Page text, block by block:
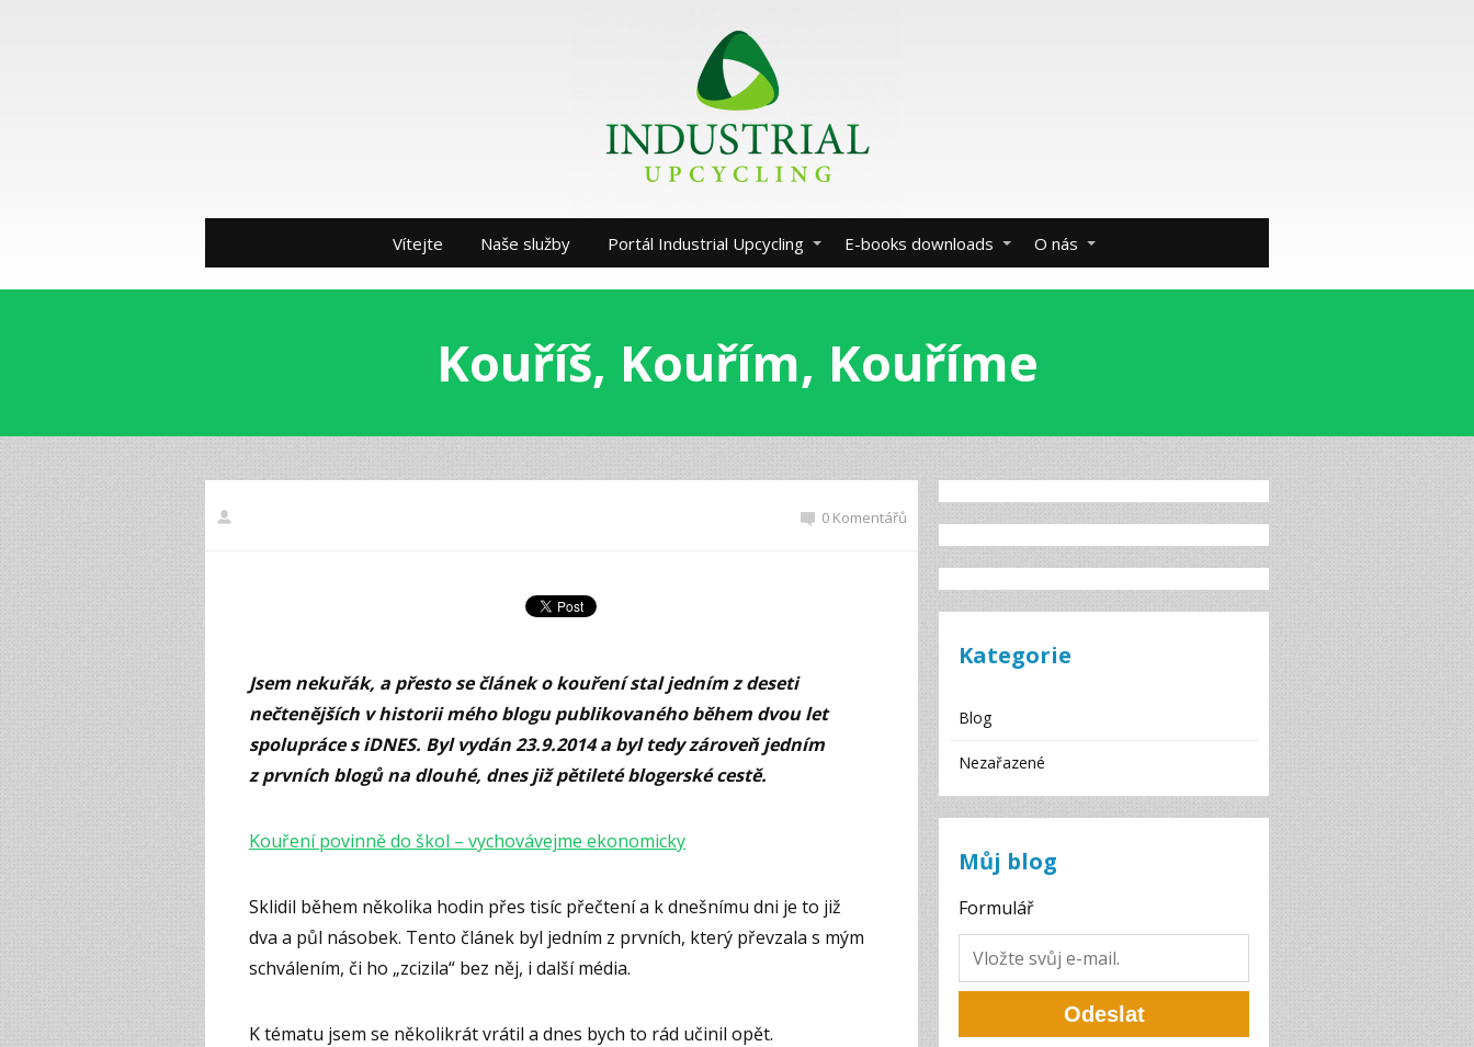
Vítejte Naše služby Portál Industrial Upcycling E-books downloads O nás
Kouříš, Kouřím, Kouříme
0 Komentářů
Jsem nekuřák, a přesto se článek o kouření stal jedním z deseti
nečtenějších v historii mého blogu publikovaného během dvou let
spolupráce s iDNES. Byl vydán 23.9.2014 a byl tedy zároveň jedním
z prvních blogů na dlouhé, dnes již pětileté blogerské cestě.
Kouření povinně do škol – vychovávejme ekonomicky
Sklidil během několika hodin přes tisíc přečtení a k dnešnímu dni je to již
dva a půl násobek. Tento článek byl jedním z prvních, který převzala s mým
schválením, či ho „zcizila“ bez něj, i další média.
K tématu jsem se několikrát vrátil a dnes bych to rád učinil opět.
Kategorie
Blog
Nezařazené
Můj blog
Formulář
Odeslat